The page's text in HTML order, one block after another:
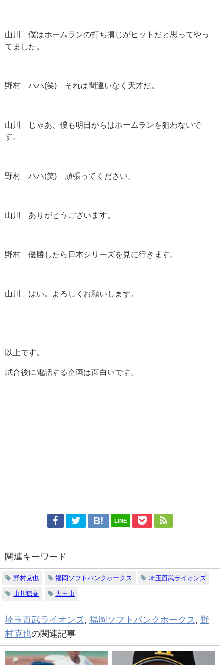
山川 僕はホームランの打ち損じがヒットだと思ってやっ
てました。
野村 ハハ(笑) それは間違いなく天才だ。
山川 じゃあ、僕も明日からはホームランを狙わないで
す。
野村 ハハ(笑) 頑張ってください。
山川 ありがとうございます。
野村 優勝したら日本シリーズを見に行きます。
山川 はい。よろしくお願いします。
以上です。
試合後に電話する企画は面白いです。
LINE
関連キーワード
野村克也 福岡ソフトバンクホークス 埼玉西武ライオンズ
山川穂高 天王山
埼玉西武ライオンズ, 福岡ソフトバンクホークス , 野
村克也の関連記事